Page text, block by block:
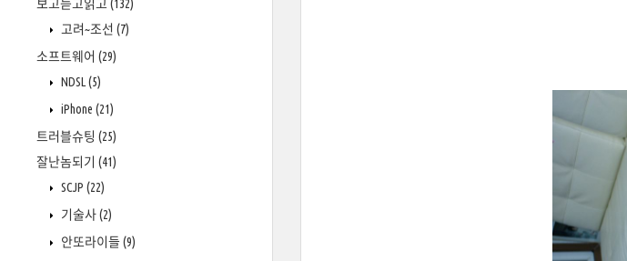
보고듣고읽고 (132)
고려~조선 (7)
소프트웨어 (29)
NDSL(5)
iPhone (21)
트러블슈팅 (25)
잘난놈되기 (41)
SCJP (22)
기술사(2)
안또라이들 (9)